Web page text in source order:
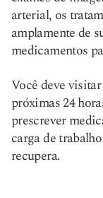
arterial, os
amplamente de
medicamentos
Você deve
próximas 24
prescrever
carga de
recupera.